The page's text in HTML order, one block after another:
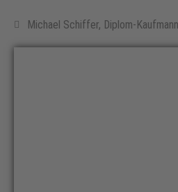
Michael Schiffer, Diplom-Kaufmann